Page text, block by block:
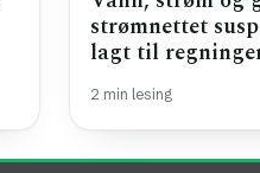
strømnettet
lagt til
2 min lesing